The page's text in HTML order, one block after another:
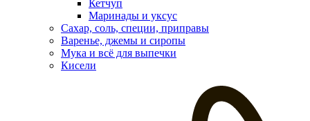
Кетчуп
Маринады и уксус
Сахар, соль, специи, приправы
Варенье, джемы и сиропы
Мука и всё для выпечки
Кисели